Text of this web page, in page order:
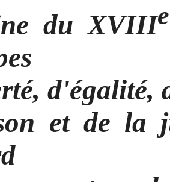
du XVIIIe
d'égalité,
et de la